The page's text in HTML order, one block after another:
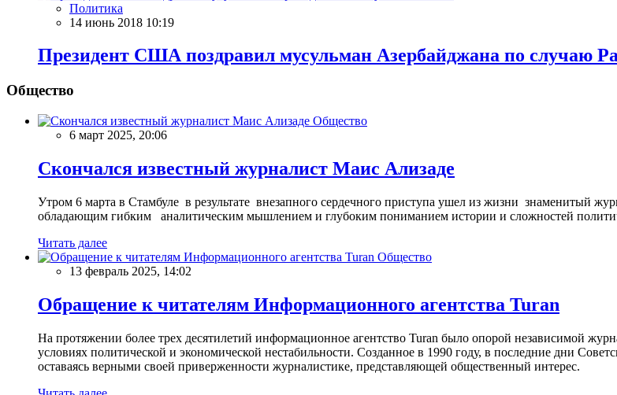
Политика
14 июнь 2018 10:19
Президент США поздравил мусульман Азербайджана по случаю
Общество
Общество
6 март 2025, 20:06
Скончался известный журналист Маис Ализаде
Утром 6 марта в Стамбуле в результате внезапного сердечного приступа ушел из жизни знаменитый
обладающим гибким аналитическим мышлением и глубоким пониманием истории и сложностей
Читать далее
Общество
13 февраль 2025, 14:02
Обращение к читателям Информационного агентства Turan
На протяжении более трех десятилетий информационное агентство Turan было опорой независимой
условиях политической и экономической нестабильности. Созданное в 1990 году, в последние дни
оставаясь верными своей приверженности журналистике, представляющей общественный интерес.